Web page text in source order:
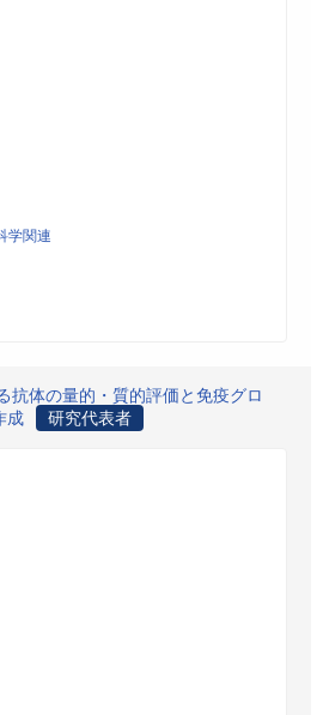
学関連
抗体の量的・質的評価と免疫グロ
成
研究代表者